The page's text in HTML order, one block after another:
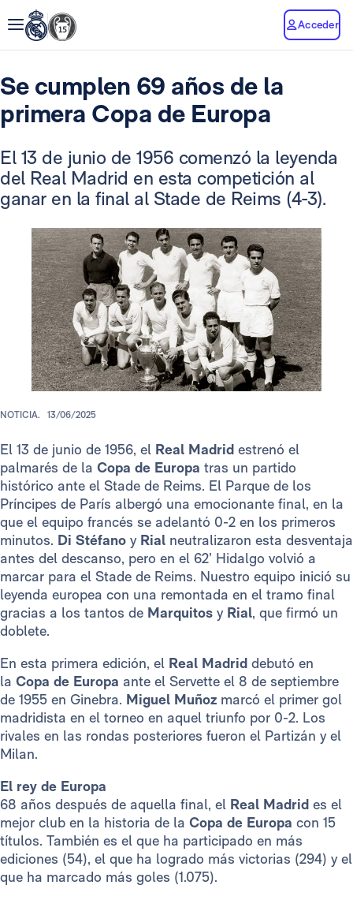
Acceder
Se cumplen 69 años de la
primera Copa de Europa
El 13 de junio de 1956 comenzó la leyenda
del Real Madrid en esta competición al
ganar en la final al Stade de Reims (4-3).
NOTICIA. 13/06/2025
El 13 de junio de 1956, el Real Madrid estrenó el
palmarés de la Copa de Europa tras un partido
histórico ante el Stade de Reims. El Parque de los
Príncipes de París albergó una emocionante final, en la
que el equipo francés se adelantó 0-2 en los primeros
minutos. Di Stéfano y Rial neutralizaron esta desventaja
antes del descanso, pero en el 62’ Hidalgo volvió a
marcar para el Stade de Reims. Nuestro equipo inició su
leyenda europea con una remontada en el tramo final
gracias a los tantos de Marquitos y Rial, que firmó un
doblete.
En esta primera edición, el Real Madrid debutó en
la Copa de Europa ante el Servette el 8 de septiembre
de 1955 en Ginebra. Miguel Muñoz marcó el primer gol
madridista en el torneo en aquel triunfo por 0-2. Los
rivales en las rondas posteriores fueron el Partizán y el
Milan.
El rey de Europa
68 años después de aquella final, el Real Madrid es el
mejor club en la historia de la Copa de Europa con 15
títulos. También es el que ha participado en más
ediciones (54), el que ha logrado más victorias (294) y el
que ha marcado más goles (1.075).